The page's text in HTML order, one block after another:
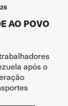
AO POVO
após o